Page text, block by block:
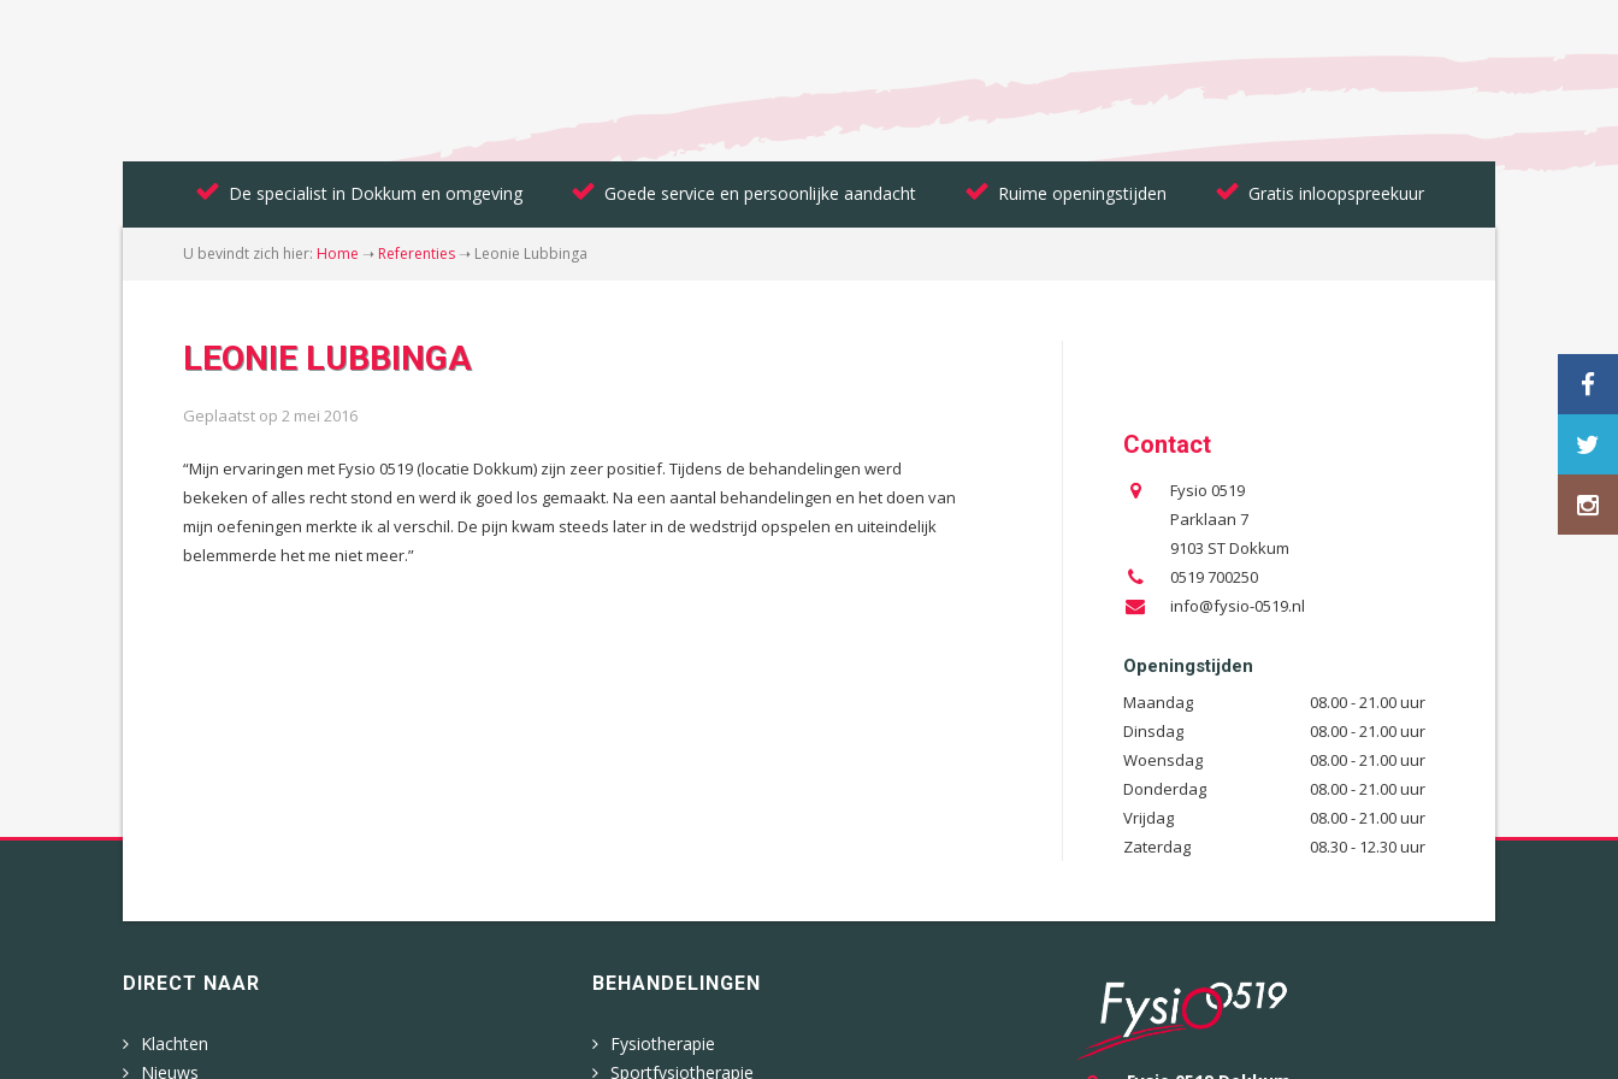
De specialist in Dokkum en omgeving Goede service en persoonlijke aandacht Ruime openingstijden Gratis inloopspreekuur
U bevindt zich hier: Home ➝ Referenties ➝ Leonie Lubbinga
LEONIE LUBBINGA
Geplaatst op 2 mei 2016
“Mijn ervaringen met Fysio 0519 (locatie Dokkum) zijn zeer positief. Tijdens de behandelingen werd
bekeken of alles recht stond en werd ik goed los gemaakt. Na een aantal behandelingen en het doen van
mijn oefeningen merkte ik al verschil. De pijn kwam steeds later in de wedstrijd opspelen en uiteindelijk
belemmerde het me niet meer.”
Contact
Fysio 0519
Parklaan 7
9103 ST Dokkum
0519 700250
info@fysio-0519.nl
Openingstijden
Maandag
08.00 - 21.00 uur
Dinsdag
08.00 - 21.00 uur
Woensdag
08.00 - 21.00 uur
Donderdag
08.00 - 21.00 uur
Vrijdag
08.00 - 21.00 uur
Zaterdag
08.30 - 12.30 uur
DIRECT NAAR
Klachten
Nieuws
BEHANDELINGEN
Fysiotherapie
Sportfysiotherapie